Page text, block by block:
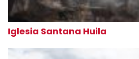
Iglesia Santana Huila